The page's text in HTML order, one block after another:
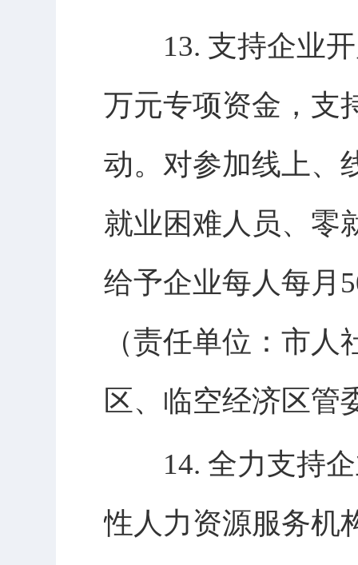
13. 支持企业开
万元专项资金，支
动。对参加线上、
就业困难人员、零
给予企业每人每月
（责任单位：市
区、临空经济区管
14. 全力支持企
性人力资源服务机